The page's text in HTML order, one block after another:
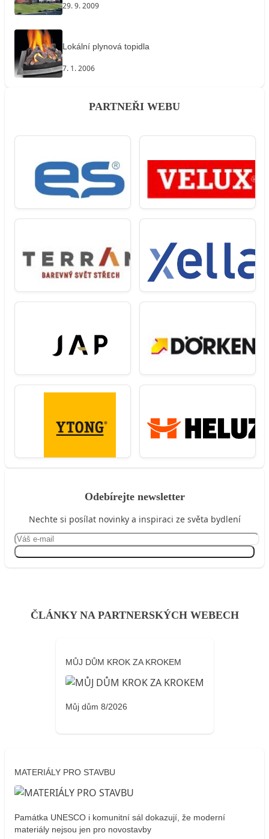
29. 9. 2009
Lokální plynová topidla
7. 1. 2006
PARTNEŘI WEBU
Odebírejte newsletter
Nechte si posílat novinky a inspiraci ze světa bydlení
ČLÁNKY NA PARTNERSKÝCH WEBECH
MŮJ DŮM KROK ZA KROKEM
Můj dům 8/2026
MATERIÁLY PRO STAVBU
Památka UNESCO i komunitní sál dokazují, že moderní
materiály nejsou jen pro novostavby